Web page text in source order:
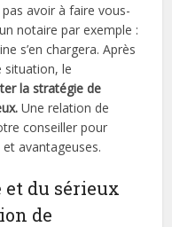
avoir à faire vous-
notaire par exemple :
s’en chargera. Après
situation, le
la stratégie de
Une relation de
conseiller pour
avantageuses.
et du sérieux
de